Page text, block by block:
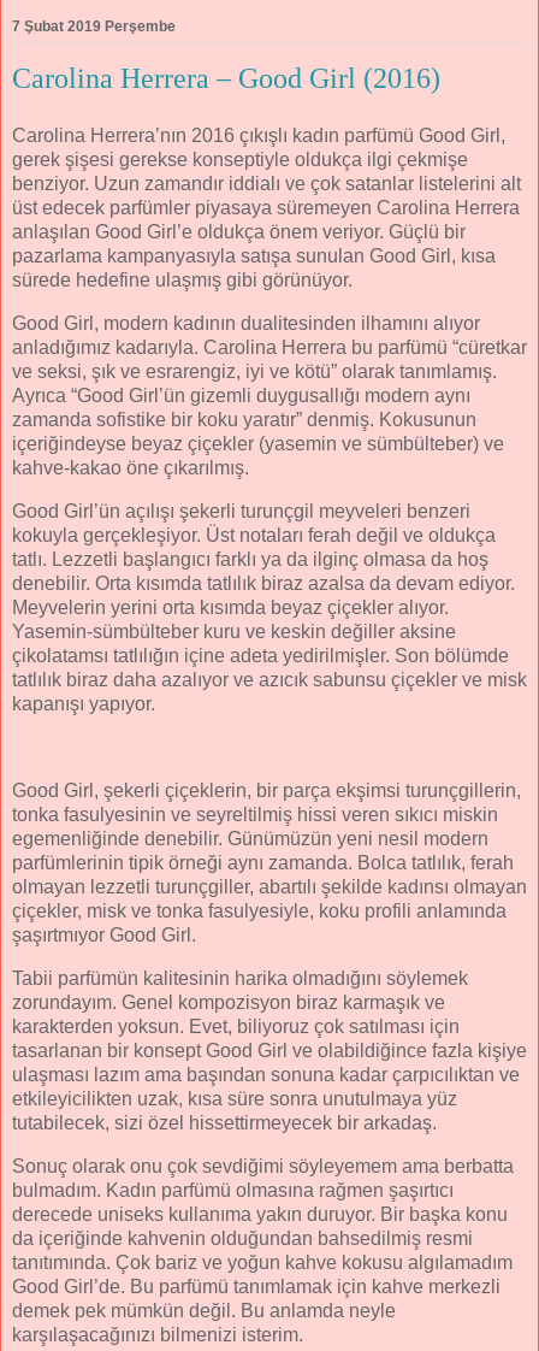
7 Şubat 2019 Perşembe
Carolina Herrera – Good Girl (2016)
Carolina Herrera’nın 2016 çıkışlı kadın parfümü Good Girl,
gerek şişesi gerekse konseptiyle oldukça ilgi çekmişe
benziyor. Uzun zamandır iddialı ve çok satanlar listelerini alt
üst edecek parfümler piyasaya süremeyen Carolina Herrera
anlaşılan Good Girl’e oldukça önem veriyor. Güçlü bir
pazarlama kampanyasıyla satışa sunulan Good Girl, kısa
sürede hedefine ulaşmış gibi görünüyor.
Good Girl, modern kadının dualitesinden ilhamını alıyor
anladığımız kadarıyla. Carolina Herrera bu parfümü “cüretkar
ve seksi, şık ve esrarengiz, iyi ve kötü” olarak tanımlamış.
Ayrıca “Good Girl’ün gizemli duygusallığı modern aynı
zamanda sofistike bir koku yaratır” denmiş. Kokusunun
içeriğindeyse beyaz çiçekler (yasemin ve sümbülteber) ve
kahve-kakao öne çıkarılmış.
Good Girl’ün açılışı şekerli turunçgil meyveleri benzeri
kokuyla gerçekleşiyor. Üst notaları ferah değil ve oldukça
tatlı. Lezzetli başlangıcı farklı ya da ilginç olmasa da hoş
denebilir. Orta kısımda tatlılık biraz azalsa da devam ediyor.
Meyvelerin yerini orta kısımda beyaz çiçekler alıyor.
Yasemin-sümbülteber kuru ve keskin değiller aksine
çikolatamsı tatlılığın içine adeta yedirilmişler. Son bölümde
tatlılık biraz daha azalıyor ve azıcık sabunsu çiçekler ve misk
kapanışı yapıyor.
Good Girl, şekerli çiçeklerin, bir parça ekşimsi turunçgillerin,
tonka fasulyesinin ve seyreltilmiş hissi veren sıkıcı miskin
egemenliğinde denebilir. Günümüzün yeni nesil modern
parfümlerinin tipik örneği aynı zamanda. Bolca tatlılık, ferah
olmayan lezzetli turunçgiller, abartılı şekilde kadınsı olmayan
çiçekler, misk ve tonka fasulyesiyle, koku profili anlamında
şaşırtmıyor Good Girl.
Tabii parfümün kalitesinin harika olmadığını söylemek
zorundayım. Genel kompozisyon biraz karmaşık ve
karakterden yoksun. Evet, biliyoruz çok satılması için
tasarlanan bir konsept Good Girl ve olabildiğince fazla kişiye
ulaşması lazım ama başından sonuna kadar çarpıcılıktan ve
etkileyicilikten uzak, kısa süre sonra unutulmaya yüz
tutabilecek, sizi özel hissettirmeyecek bir arkadaş.
Sonuç olarak onu çok sevdiğimi söyleyemem ama berbatta
bulmadım. Kadın parfümü olmasına rağmen şaşırtıcı
derecede uniseks kullanıma yakın duruyor. Bir başka konu
da içeriğinde kahvenin olduğundan bahsedilmiş resmi
tanıtımında. Çok bariz ve yoğun kahve kokusu algılamadım
Good Girl’de. Bu parfümü tanımlamak için kahve merkezli
demek pek mümkün değil. Bu anlamda neyle
karşılaşacağınızı bilmenizi isterim.